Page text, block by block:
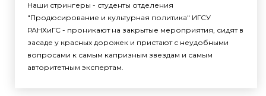
Наши стрингеры - студенты отделения
"Продюсирование и культурная политика" ИГСУ
РАНХиГС - проникают на закрытые мероприятия, сидят в
засаде у красных дорожек и пристают с неудобными
вопросами к самым капризным звездам и самым
авторитетным экспертам.